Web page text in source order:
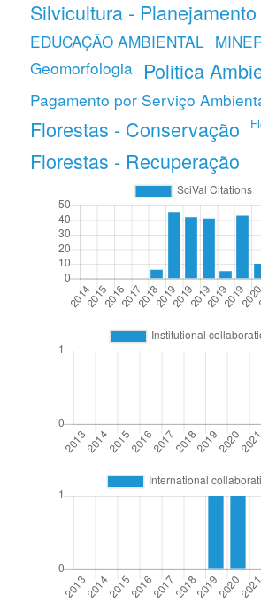
Silvicultura - Planejamento
EDUCAÇÃO AMBIENTAL
Geomorfologia Politica
Pagamento por Serviço
Florestas - Conservação
Florestas - Recuperação